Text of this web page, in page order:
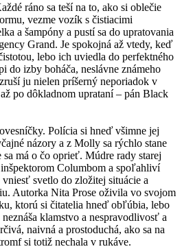
ráno sa teší na to, ako si oblečie
vezme vozík s čistiacimi
a šampóny a pustí sa do upratovania
Grand. Je spokojná až vtedy, keď
lebo ich uviedla do perfektného
do izby boháča, neslávne známeho
ju nielen príšerný neporiadok v
po dôkladnom uprataní – pán Black
Polícia si hneď všimne jej
názory a z Molly sa rýchlo stane
má o čo oprieť. Múdre rady starej
Columbom a spoľahliví
svetlo do zložitej situácie a
Autorka Nita Prose oživila vo svojom
ktorú si čitatelia hneď obľúbia, lebo
klamstvo a nespravodlivosť a
naivná a prostoduchá, ako sa na
si totiž nechala v rukáve.